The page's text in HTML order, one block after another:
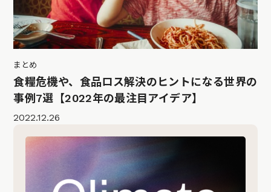
まとめ
食糧危機や、食品ロス解決のヒントになる世界の
事例7選【2022年の最注目アイデア】
2022.12.26